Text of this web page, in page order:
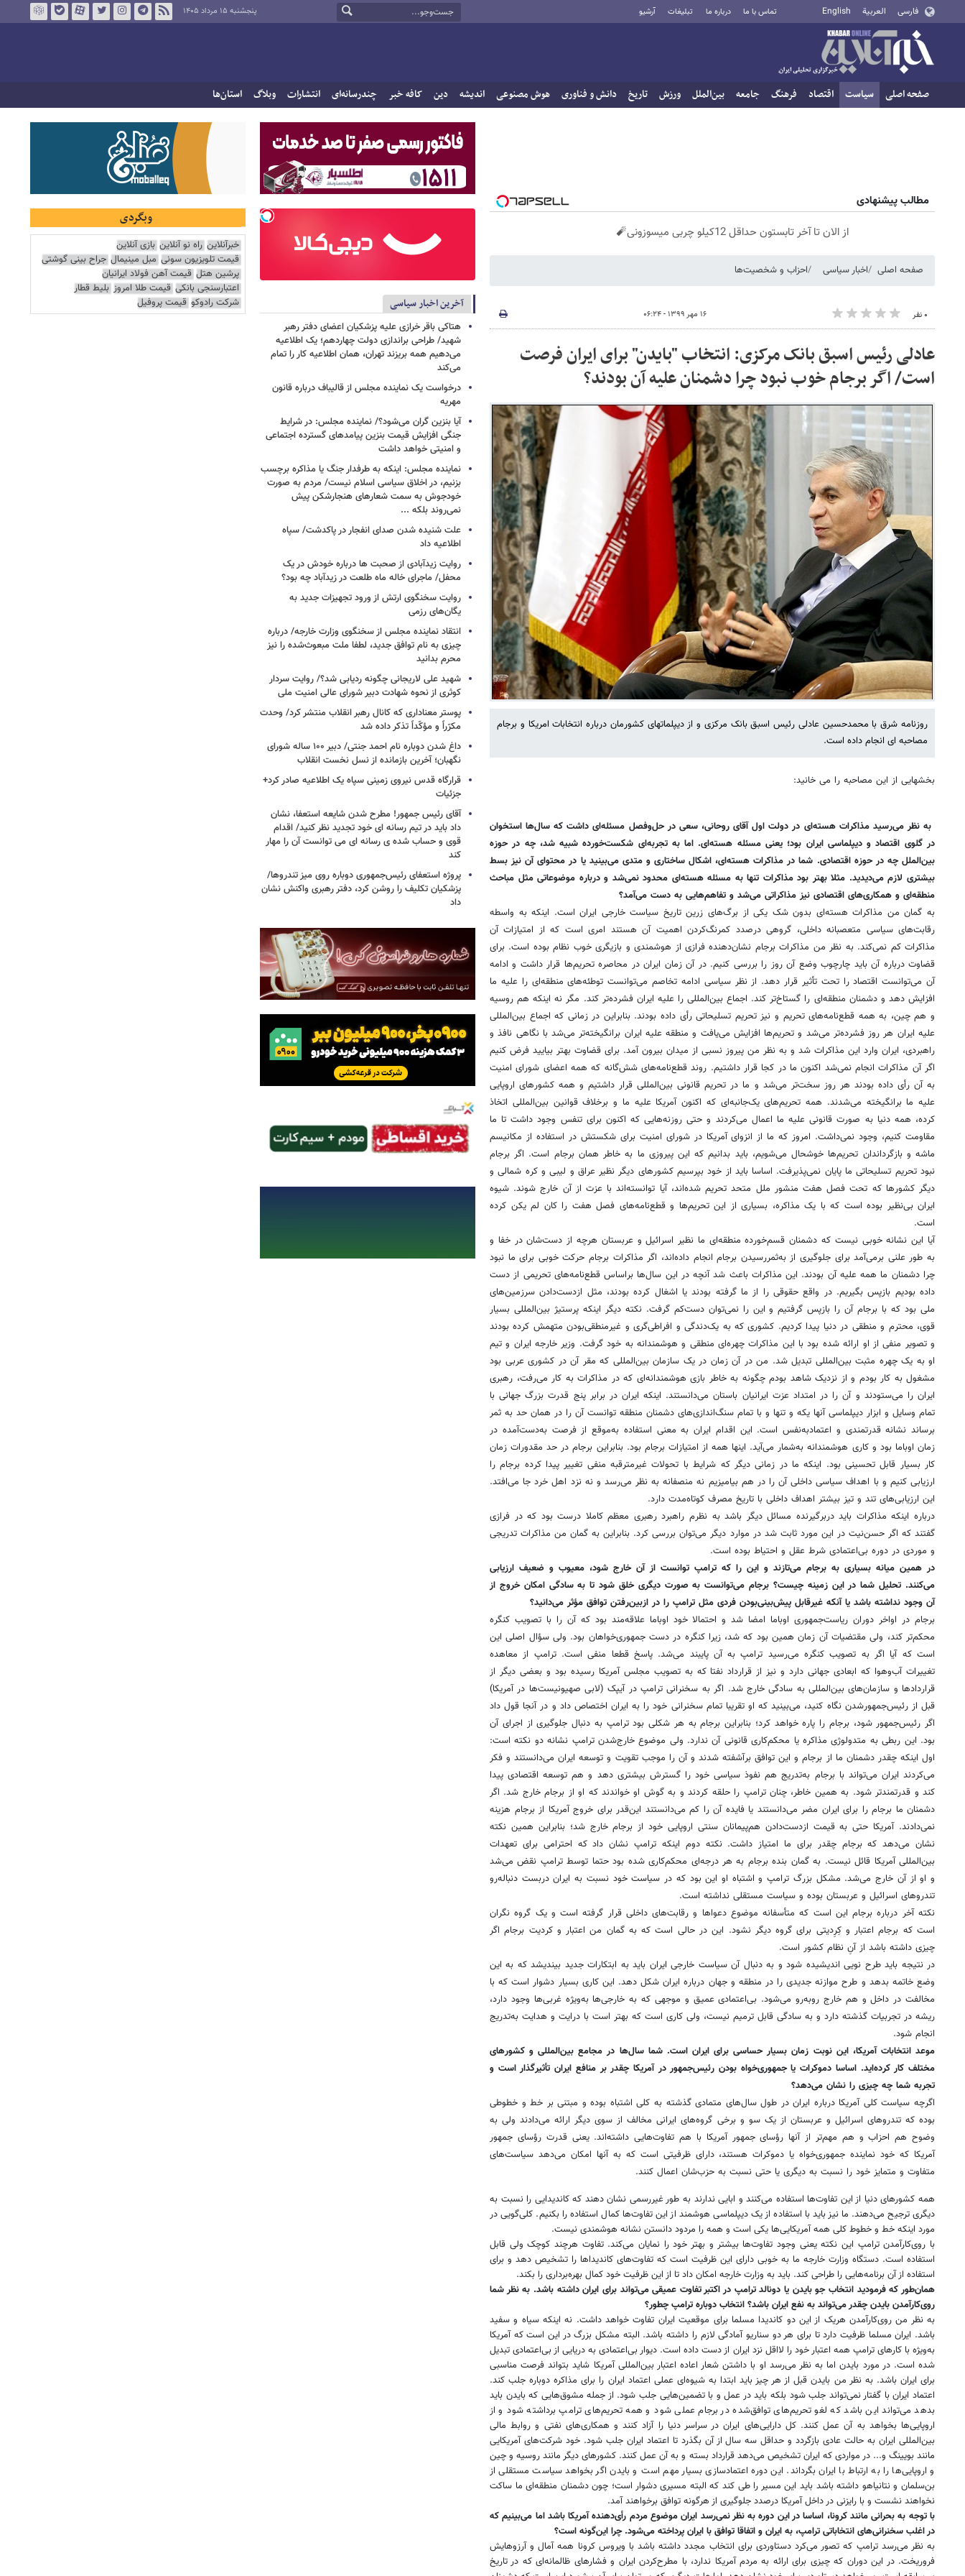
فارسی العربية English تماس با ما درباره ما تبلیغات آرشیو پنجشنبه ۱۵ مرداد ۱۴۰۵
صفحه اصلی سیاست اقتصاد فرهنگ جامعه بین‌الملل ورزش تاریخ دانش و فناوری هوش مصنوعی اندیشه دین کافه خبر چندرسانه‌ای انتشارات وبلاگ استان‌ها
مطالب پیشنهادی
از الان تا آخر تابستون حداقل 12کیلو چربی میسوزونی🧨
صفحه اصلی اخبار سیاسی احزاب و شخصیت‌ها
۰ نفر ۱۶ مهر ۱۳۹۹ - ۰۶:۲۴
عادلی رئیس اسبق بانک مرکزی: انتخاب "بایدن" برای ایران فرصت
است/ اگر برجام خوب نبود چرا دشمنان علیه آن بودند؟
روزنامه شرق با محمدحسین عادلی رئیس اسبق بانک مرکزی و از دیپلماتهای کشورمان درباره انتخابات امریکا و برجام
مصاحبه ای انجام داده است.
بخشهایی از این مصاحبه را می خانید:
به نظر می‌رسید مذاکرات هسته‌ای در دولت اول آقای روحانی، سعی در حل‌وفصل مسئله‌ای داشت که سال‌ها استخوان
در گلوی اقتصاد و دیپلماسی ایران بود؛ یعنی مسئله هسته‌ای. اما به تجربه‌ای شکست‌خورده شبیه شد، چه در حوزه
بین‌الملل چه در حوزه اقتصادی. شما در مذاکرات هسته‌ای، اشکال ساختاری و متدی می‌بینید یا در محتوای آن نیز بسط
بیشتری لازم می‌دیدید. مثلا بهتر بود مذاکرات تنها به مسئله هسته‌ای محدود نمی‌شد و درباره موضوعاتی مثل مباحث
منطقه‌ای و همکاری‌های اقتصادی نیز مذاکراتی می‌شد و تفاهم‌هایی به دست می‌آمد؟
به گمان من مذاکرات هسته‌ای بدون شک یکی از برگ‌های زرین تاریخ سیاست خارجی ایران است. اینکه به واسطه
رقابت‌های سیاسی متعصبانه داخلی، گروهی درصدد کم‎رنگ‌کردن اهمیت آن هستند امری است که از امتیازات آن
مذاکرات کم نمی‌کند. به نظر من مذاکرات برجام نشان‌دهنده فرازی از هوشمندی و بازیگری خوب نظام بوده است. برای
قضاوت درباره آن باید چارچوب وضع آن روز را بررسی کنیم. در آن زمان ایران در محاصره تحریم‌ها قرار داشت و ادامه
آن می‌توانست اقتصاد را تحت تأثیر قرار دهد. از نظر سیاسی ادامه تخاصم می‌توانست توطئه‌های منطقه‌ای را علیه ما
افزایش دهد و دشمنان منطقه‌ای را گستاخ‌تر کند. اجماع بین‌المللی را علیه ایران فشرده‌تر کند. مگر نه اینکه هم روسیه
و هم چین، به همه قطع‌نامه‌های تحریم و نیز تحریم تسلیحاتی رأی داده بودند. بنابراین در زمانی که اجماع بین‌المللی
علیه ایران هر روز فشرده‌تر می‌شد و تحریم‌ها افزایش می‌یافت و منطقه علیه ایران برانگیخته‌تر می‌شد با نگاهی نافذ و
راهبردی، ایران وارد این مذاکرات شد و به نظر من پیروز نسبی از میدان بیرون آمد. برای قضاوت بهتر بیایید فرض کنیم
اگر آن مذاکرات انجام نمی‌شد اکنون ما در کجا قرار داشتیم. روند قطع‌نامه‌های شش‌گانه که همه اعضای شورای امنیت
به آن رأی داده بودند هر روز سخت‌تر می‌شد و ما در تحریم قانونی بین‌المللی قرار داشتیم و همه کشورهای اروپایی
علیه ما برانگیخته می‌شدند. همه تحریم‌های یک‌جانبه‌ای که اکنون آمریکا علیه ما و برخلاف قوانین بین‌المللی اتخاذ
کرده، همه دنیا به ‌صورت قانونی علیه ما اعمال می‌کردند و حتی روزنه‌هایی که اکنون برای تنفس وجود داشت تا ما
مقاومت کنیم، وجود نمی‌داشت.‌ امروز که ما از انزوای آمریکا در شورای امنیت برای شکستش در استفاده از مکانیسم
ماشه و بازگرداندان تحریم‌ها خوشحال می‌شویم، باید بدانیم که این پیروزی ما به خاطر همان برجام است. اگر برجام
نبود تحریم تسلیحاتی ما پایان نمی‌پذیرفت. اساسا باید از خود بپرسیم کشورهای دیگر نظیر عراق و لیبی و کره شمالی و
دیگر کشورها که تحت فصل هفت منشور ملل متحد تحریم شده‌اند، آیا توانسته‌اند با عزت از آن خارج شوند. شیوه
ایران بی‌نظیر بوده است که با یک مذاکره، بسیاری از این تحریم‌ها و قطع‌نامه‌های فصل هفت را کان لم ‌یکن کرده
است.
‌آیا این نشانه خوبی نیست که دشمنان قسم‌خورده منطقه‌ای ما نظیر اسرائیل و عربستان هرچه از دست‌شان در خفا و
به طور علنی برمی‌آمد برای جلوگیری از به‌ثمررسیدن برجام انجام داده‌اند، اگر مذاکرات برجام حرکت خوبی برای ما نبود
چرا دشمنان ما همه علیه آن بودند. این مذاکرات باعث شد آنچه در این سال‌ها براساس قطع‌نامه‌های تحریمی از دست
داده بودیم بازپس بگیریم. در واقع حقوقی را از ما گرفته بودند یا اشغال کرده بودند، مثل ازدست‌دادن سرزمین‌های
ملی بود که با برجام آن را بازپس گرفتیم و این را نمی‌توان دست‌کم گرفت. نکته دیگر اینکه پرستیژ بین‌المللی بسیار
قوی، محترم و منطقی در دنیا پیدا کردیم. کشوری که به یک‌دندگی و افراطی‌گری و غیرمنطقی‌بودن متهمش کرده بودند
و تصویر منفی از او ارائه شده بود با این مذاکرات چهره‌ای منطقی و هوشمندانه به خود گرفت. وزیر خارجه ایران و تیم
او به یک چهره مثبت بین‌المللی تبدیل شد. من در آن زمان در یک سازمان بین‌المللی که مقر آن در کشوری عربی بود
مشغول به کار بودم و از نزدیک شاهد بودم چگونه به‌ خاطر بازی هوشمندانه‌ای که در مذاکرات به‌ کار می‌رفت، رهبری
ایران را می‌ستودند و آن را در امتداد عزت ایرانیان باستان می‌دانستند. اینکه ایران در برابر پنج قدرت بزرگ جهانی با
تمام وسایل و ابزار دیپلماسی آنها یکه و تنها و با تمام سنگ‌اندازی‌های دشمنان منطقه توانست آن را در همان حد به ثمر
برساند نشانه قدرتمندی و اعتمادبه‌نفس است. این اقدام ایران به معنی استفاده به‌موقع از فرصت به‌دست‌آمده در
زمان اوباما بود و کاری هوشمندانه به‌شمار می‌آید. اینها همه از امتیازات برجام بود. بنابراین برجام در حد مقدورات زمان
کار بسیار قابل تحسینی بود. اینکه ما در زمانی دیگر که شرایط با تحولات غیرمترقبه منفی تغییر پیدا کرده برجام را
ارزیابی کنیم و با اهداف سیاسی داخلی آن را در هم بیامیزیم نه منصفانه به نظر می‌رسد و نه نزد اهل خرد جا می‌افتد.
این ارزیابی‌های تند و تیز بیشتر اهداف داخلی با تاریخ مصرف کوتاه‌مدت دارد.
درباره اینکه مذاکرات باید دربرگیرنده مسائل دیگر باشد به نظرم راهبرد رهبری معظم کاملا درست بود که در فرازی
گفتند که اگر حسن‌نیت در این مورد ثابت شد در موارد دیگر می‌توان بررسی کرد. بنابراین به گمان من مذاکرات تدریجی
و موردی در دوره بی‌اعتمادی شرط عقل و احتیاط بوده است.
در همین میانه بسیاری به برجام می‌تازند و این را که ترامپ توانست از آن خارج شود، معیوب و ضعیف ارزیابی
می‌کنند. تحلیل شما در این زمینه چیست؟ برجام می‌توانست به صورت دیگری خلق شود تا به سادگی امکان خروج از
آن وجود نداشته باشد یا آنکه غیرقابل پیش‌بینی‌بودن فردی مثل ترامپ را در ازبین‌رفتن توافق مؤثر می‌دانید؟
‌برجام در اواخر دوران ریاست‌جمهوری اوباما امضا شد و احتمالا خود اوباما علاقه‌مند بود که آن‌ را با تصویب کنگره
محکم‌تر کند، ولی مقتضیات آن زمان همین بود که شد، زیرا کنگره در دست جمهوری‌خواهان بود. ولی سؤال اصلی این
است که آیا اگر به تصویب کنگره می‌رسید ترامپ به آن پایبند می‌شد. پاسخ قطعا منفی است. ترامپ از معاهده
تغییرات آب‌وهوا که ابعادی جهانی دارد و نیز از قرارداد نفتا که به تصویب مجلس آمریکا رسیده بود و بعضی دیگر از
قراردادها و سازمان‌های بین‌المللی به سادگی خارج شد. اگر به سخنرانی ترامپ در آیپک (لابی صهیونیست‌ها در آمریکا)
قبل از رئیس‌جمهورشدن نگاه کنید، می‌بینید که او تقریبا تمام سخنرانی خود را به ایران اختصاص داد و در آنجا قول داد
اگر رئیس‌جمهور شود، برجام را پاره خواهد کرد؛ بنابراین برجام به هر شکلی بود ترامپ به دنبال جلوگیری از اجرای آن
بود. این ربطی به متدولوژی مذاکره یا محکم‌کاری قانونی آن ندارد. ولی موضوع خارج‌شدن ترامپ نشانه دو نکته است:
اول اینکه چقدر دشمنان ما از برجام و این توافق برآشفته شدند و آن‌ را موجب تقویت و توسعه ایران می‌دانستند و فکر
می‌کردند ایران می‌تواند با برجام به‌تدریج هم نفوذ سیاسی خود را گسترش بیشتری دهد و هم توسعه اقتصادی پیدا
کند و قدرتمندتر شود. به همین خاطر، چنان ترامپ را حلقه کردند و به گوش او خواندند که او از برجام خارج شد. اگر
دشمنان ما برجام را برای ایران مضر می‌دانستند یا فایده آن را کم می‌دانستند این‌قدر برای خروج آمریکا از برجام هزینه
نمی‌دادند. آمریکا حتی به قیمت ازدست‌دادن هم‌پیمانان سنتی اروپایی خود از برجام خارج شد؛ بنابراین همین نکته
نشان می‌دهد که برجام چقدر برای ما امتیاز داشت. نکته دوم اینکه ترامپ نشان داد که احترامی برای تعهدات
بین‌المللی آمریکا قائل نیست. به گمان بنده برجام به هر درجه‌ای محکم‌کاری شده بود حتما توسط ترامپ نقض می‌شد
و او از آن خارج می‌شد. مشکل بزرگ ترامپ و اشتباه او این بود که در سیاست خود نسبت به ایران دربست دنباله‌رو
تندروهای اسرائیل و عربستان بوده و سیاست مستقلی نداشته است.
‌نکته آخر درباره برجام این است که متأسفانه موضوع دعواها و رقابت‌های داخلی قرار گرفته است و یک گروه نگران
است که برجام اعتبار و کِرِدیتی برای گروه دیگر نشود. این در حالی است که به گمان من اعتبار و کردیت برجام اگر
چیزی داشته باشد از آنِ نظام کشور است.
‌در نتیجه باید طرح نویی اندیشیده شود و به ‌دنبال آن سیاست خارجی ایران باید به ابتکارات جدید بیندیشد که به این
وضع خاتمه بدهد و طرح موازنه جدیدی را در منطقه و جهان درباره ایران شکل دهد. این کاری بسیار دشوار است که با
مخالفت در داخل و هم خارج روبه‌رو می‌شود. بی‌اعتمادی عمیق و موجهی که به خارجی‌ها به‌ویژه غربی‌ها وجود دارد،
ریشه در تجربیات گذشته دارد و به‌ سادگی قابل ترمیم نیست، ولی کاری است که بهتر است با درایت و هدایت به‌تدریج
انجام شود.
موعد انتخابات آمریکا، این نوبت زمان بسیار حساسی برای ایران است. شما سال‌ها در مجامع بین‌المللی و کشورهای
مختلف کار کرده‌اید. اساسا دموکرات یا جمهوری‌خواه بودن رئیس‌جمهور در آمریکا چقدر بر منافع ایران تأثیرگذار است و
تجربه شما چه چیزی را نشان می‌دهد؟
اگرچه سیاست کلی آمریکا درباره ایران در طول سال‌های متمادی گذشته به کلی اشتباه بوده و مبتنی بر خط و خطوطی
بوده که تندروهای اسرائیل و عربستان از یک سو و برخی گروه‌های ایرانی مخالف از سوی دیگر ارائه می‌دادند ولی به
وضوح هم احزاب و هم مهم‌تر از آنها رؤسای جمهور آمریکا با هم تفاوت‌هایی داشته‌اند. یعنی قدرت رؤسای جمهور
آمریکا که خود نماینده جمهوری‌خواه یا دموکرات هستند، دارای ظرفیتی است که به آنها امکان می‌دهد سیاست‌های
متفاوت و متمایز خود را نسبت به دیگری یا حتی نسبت به حزب‌شان اعمال کنند.
‌همه کشورهای دنیا از این تفاوت‌ها استفاده می‌کنند و ابایی ندارند به طور غیررسمی نشان دهند که کاندیدایی را نسبت به
دیگری ترجیح می‌دهند. ما نیز باید با استفاده از یک دیپلماسی هوشمند از این تفاوت‌ها کمال استفاده را بکنیم. کلی‌گویی در
مورد اینکه خط و خطوط کلی همه آمریکایی‌ها یکی است و همه را مردود دانستن نشانه هوشمندی نیست.
با روی‌کارآمدن ترامپ این نکته یعنی وجود تفاوت‌ها بیشتر و بهتر خود را نمایان می‌کند. تفاوت هرچند کوچک ولی قابل
استفاده است. دستگاه وزارت خارجه ما به خوبی دارای این ظرفیت است که تفاوت‌های کاندیداها را تشخیص دهد و برای
استفاده از آن برنامه‌هایی را طراحی کند. باید به وزارت خارجه امکان داد تا از این ظرفیت خود کمال بهره‌برداری را بکند.
همان‌طور که فرمودید انتخاب جو بایدن یا دونالد ترامپ در اکتبر تفاوت عمیقی می‌تواند برای ایران داشته باشد. به نظر شما
روی‌کارآمدن بایدن چقدر می‌تواند به نفع ایران باشد؟ انتخاب دوباره ترامپ چطور؟
به نظر من روی‌کارآمدن هریک از این دو کاندیدا مسلما برای موقعیت ایران تفاوت خواهد داشت. نه اینکه سیاه و سفید
باشد. ایران مسلما ظرفیت دارد تا برای هر دو سناریو آمادگی لازم را داشته باشد. البته مشکل بزرگ در این است که آمریکا
به‌ویژه با کارهای ترامپ همه اعتبار خود را لااقل نزد ایران از دست داده است. دیوار بی‌اعتمادی به دریایی از بی‌اعتمادی تبدیل
شده است. در مورد بایدن اما به نظر می‌رسد او با داشتن شعار اعاده اعتبار بین‌المللی آمریکا شاید بتواند فرصت مناسبی
برای ایران باشد. به نظر من بایدن قبل از هر چیز باید ابتدا به شیوه‌ای عملی اعتماد ایران را برای مذاکره دوباره جلب کند.
اعتماد ایران با گفتار نمی‌تواند جلب شود بلکه باید در عمل و با تضمین‌هایی جلب شود. از جمله مشوق‌هایی که بایدن باید
بدهد می‌تواند این باشد که لغو تحریم‌های توافق‌شده در برجام عملی شود و همه تحریم‌های ترامپ برداشته شود و از
اروپایی‌ها بخواهد به آن عمل کنند. کل دارایی‌های ایران در سراسر دنیا را آزاد کنند و همکاری‌های نفتی و روابط مالی
بین‌المللی ایران به حالت عادی بازگردد و حداقل سه سال از آن بگذرد تا اعتماد ایران جلب شود. خود شرکت‌های آمریکایی
مانند بویینگ و... در مواردی که ایران تشخیص می‌دهد قرارداد بسته و به آن عمل کنند. کشورهای دیگر مانند روسیه و چین
و اروپایی‌ها را به ارتباط با ایران بگرداند. این دوره اعتمادسازی بسیار مهم است و بایدن اگر بخواهد سیاست مستقلی از
بن‌سلمان و نتانیاهو داشته باشد باید این مسیر را طی کند که البته مسیری دشوار است؛ چون دشمنان منطقه‌ای ما ساکت
نخواهند نشست و با رایزنی در داخل آمریکا درصدد جلوگیری از هرگونه توافق برخواهند آمد.
با توجه به بحرانی مانند کرونا، اساسا در این دوره به نظر نمی‌رسد ایران موضوع مردم رأی‌دهنده آمریکا باشد اما می‌بینیم که
در اغلب سخنرانی‌های انتخاباتی ترامپ، به ایران و اتفاقا توافق با ایران پرداخته می‌شود. چرا این‌گونه است؟
به نظر می‌رسد ترامپ که تصور می‌کرد دستاوردی برای انتخاب مجدد داشته باشد با ویروس کرونا همه آمال و آرزوهایش
فروریخت. در این دوران که چیزی برای ارائه به مردم آمریکا ندارد، با مطرح‌کردن ایران و فشارهای ظالمانه‌ای که در تاریخ
آخرین اخبار سیاسی
هتاکی باقر خرازی علیه پزشکیان اعضای دفتر رهبر
شهید/ طراحی براندازی دولت چهاردهم؛ یک اطلاعیه
می‌دهیم همه بریزند تهران، همان اطلاعیه کار را تمام
می‌کند
درخواست یک نماینده مجلس از قالیباف درباره قانون
مهریه
آیا بنزین گران می‌شود؟/ نماینده مجلس: در شرایط
جنگی افزایش قیمت بنزین پیامدهای گسترده اجتماعی
و امنیتی خواهد داشت
نماینده مجلس: اینکه به طرفدار جنگ یا مذاکره برچسب
بزنیم، در اخلاق سیاسی اسلام نیست/ مردم به صورت
خودجوش به سمت شعارهای هنجارشکن پیش
نمی‌روند بلکه ...
علت شنیده شدن صدای انفجار در پاکدشت/ سپاه
اطلاعیه داد
روایت زیدآبادی از صحبت ها درباره خودش در یک
محفل/ ماجرای خاله ماه طلعت در زیدآباد چه بود؟
روایت سخنگوی ارتش از ورود تجهیزات جدید به
یگان‌های رزمی
انتقاد نماینده مجلس از سخنگوی وزارت خارجه/ درباره
چیزی به نام توافق جدید، لطفا ملت مبعوث‌شده را نیز
محرم بدانید
شهید علی لاریجانی چگونه ردیابی شد؟/ روایت سردار
کوثری از نحوه شهادت دبیر شورای عالی امنیت ملی
پوستر معناداری که کانال رهبر انقلاب منتشر کرد/ وحدت
مکرّراً و مؤکّداً تذکر داده شد
داغ شدن دوباره نام احمد جنتی/ دبیر ۱۰۰ ساله شورای
نگهبان؛ آخرین بازمانده از نسل نخست انقلاب
قرارگاه قدس نیروی زمینی سپاه یک اطلاعیه صادر کرد+
جزئیات
آقای رئیس جمهور! مطرح شدن شایعه استعفا، نشان
داد باید در تیم رسانه ای خود تجدید نظر کنید/ اقدام
قوی و حساب شده ی رسانه ای می توانست آن را مهار
کند
پروژه استعفای رئیس‌جمهوری دوباره روی میز تندروها/
پزشکیان تکلیف را روشن کرد، دفتر رهبری واکنش نشان
داد
وبگردی
خبرآنلاین راه نو آنلاین بازی آنلاین
قیمت تلویزیون سونی مبل مینیمال جراح بینی گوشتی
پرشین هتل قیمت آهن فولاد ایرانیان
اعتبارسنجی بانکی قیمت طلا امروز بلیط قطار
شرکت رادوکو قیمت پروفیل